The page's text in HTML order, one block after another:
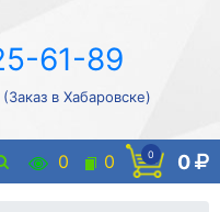
61-89
(Заказ в Хабаровске)
0 0 0 0